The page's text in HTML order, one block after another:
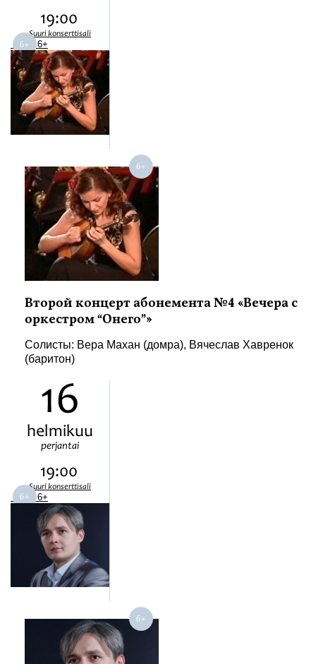
19:00
Suuri konserttisali
6+
Второй концерт абонемента №4 «Вечера с
оркестром “Онего”»
Солисты: Вера Махан (домра), Вячеслав Хавренок
(баритон)
16
helmikuu
perjantai
19:00
Suuri konserttisali
6+